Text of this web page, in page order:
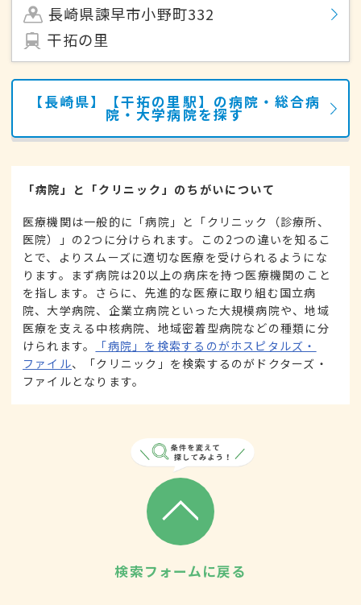
長崎県諫早市小野町332
干拓の里
【長崎県】【干拓の里駅】の病院・総合病
院・大学病院を探す
「病院」と「クリニック」のちがいについて
医療機関は一般的に「病院」と「クリニック（診療所、
医院）」の2つに分けられます。この2つの違いを知るこ
とで、よりスムーズに適切な医療を受けられるようにな
ります。まず病院は20以上の病床を持つ医療機関のこと
を指します。さらに、先進的な医療に取り組む国立病
院、大学病院、企業立病院といった大規模病院や、地域
医療を支える中核病院、地域密着型病院などの種類に分
けられます。
「病院」を検索するのがホスピタルズ・
ファイル、「クリニック」を検索するのがドクターズ・
ファイルとなります。
検索フォームに戻る